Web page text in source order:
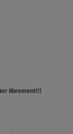
librement!!!